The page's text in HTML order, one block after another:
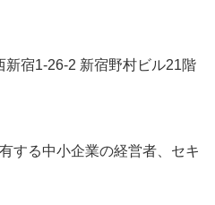
宿1-26-2 新宿野村ビル21階
する中小企業の経営者、セキ